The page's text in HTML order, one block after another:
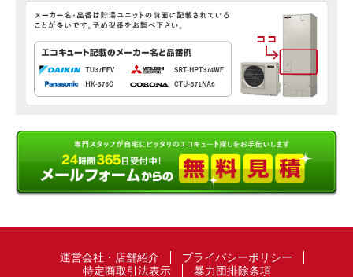
運営会社・店舗紹介
プライバシーポリシー
特定商取引法表示
暴力団排除条項